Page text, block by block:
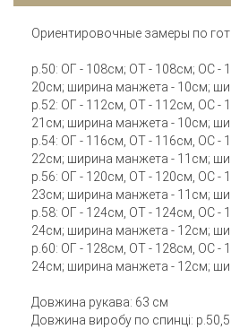
Ориентировочные замеры по
р.50: ОГ - 108см; ОТ - 108см; ОС -
20см; ширина манжета - 10см;
р.52: ОГ - 112см, ОТ - 112см, ОС -
21см; ширина манжета - 10см;
р.54: ОГ - 116см, ОТ - 116см, ОС -
22см; ширина манжета - 11см;
р.56: ОГ - 120см, ОТ - 120см, ОС -
23см; ширина манжета - 11см;
р.58: ОГ - 124см, ОТ - 124см, ОС -
24см; ширина манжета - 12см;
р.60: ОГ - 128см, ОТ - 128см, ОС -
24см; ширина манжета - 12см;
Довжина рукава: 63 см
Довжина виробу по спинці: